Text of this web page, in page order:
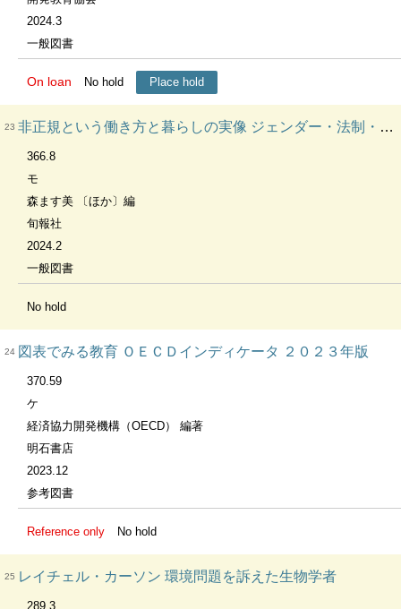
2024.3
一般図書
On loan No hold Place hold
23 非正規という働き方と暮らしの実像 ジェンダー・法制・労働組合を問い直す
366.8
モ
森ます美 〔ほか〕編
旬報社
2024.2
一般図書
No hold
24 図表でみる教育 ＯＥＣＤインディケータ ２０２３年版
370.59
ケ
経済協力開発機構（OECD） 編著
明石書店
2023.12
参考図書
Reference only No hold
25 レイチェル・カーソン 環境問題を訴えた生物学者
289.3